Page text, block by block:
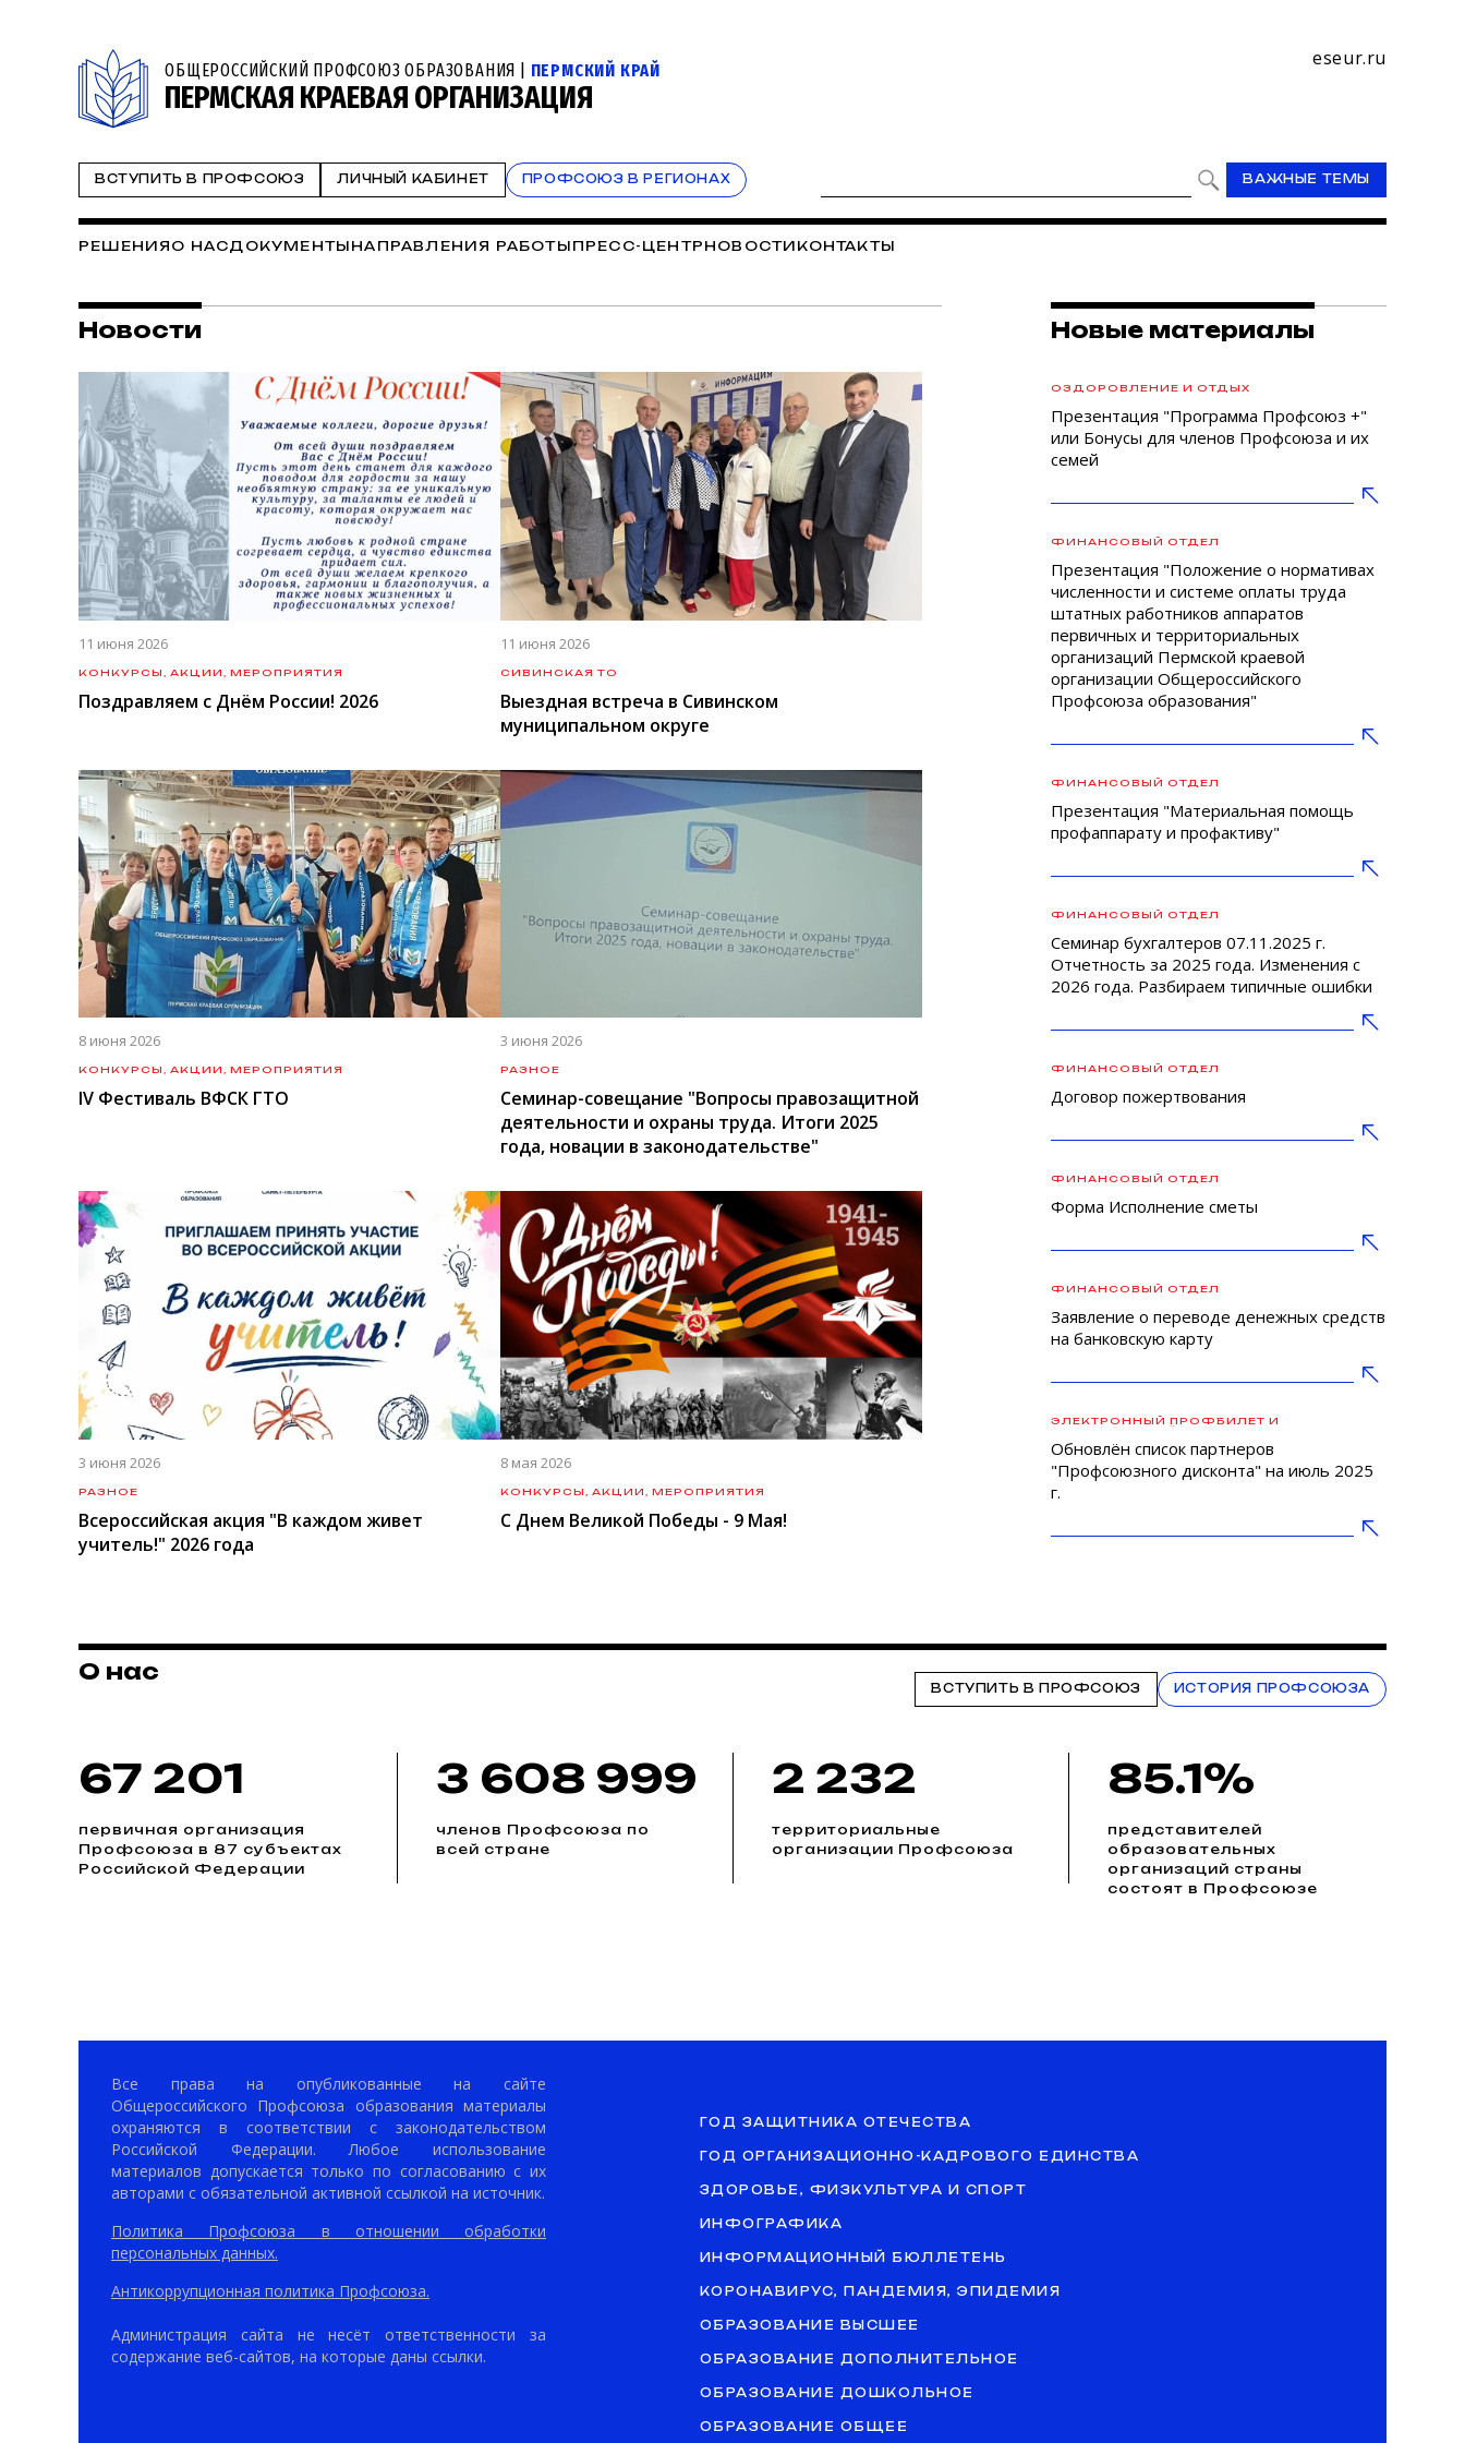
ОБЩЕРОССИЙСКИЙ ПРОФСОЮЗ ОБРАЗОВАНИЯ | ПЕРМСКИЙ КРАЙ
ПЕРМСКАЯ КРАЕВАЯ ОРГАНИЗАЦИЯ
eseur.ru
ВСТУПИТЬ В ПРОФСОЮЗ ЛИЧНЫЙ КАБИНЕТ ПРОФСОЮЗ В РЕГИОНАХ ВАЖНЫЕ ТЕМЫ
РЕШЕНИЯ О НАСДОКУМЕНТЫ НАПРАВЛЕНИЯ РАБОТЫ ПРЕСС-ЦЕНТР НОВОСТИ КОНТАКТЫ
Новости
11 июня 2026
КОНКУРСЫ, АКЦИИ, МЕРОПРИЯТИЯ
Поздравляем с Днём России! 2026
11 июня 2026
СИВИНСКАЯ ТО
Выездная встреча в Сивинском
муниципальном округе
8 июня 2026
КОНКУРСЫ, АКЦИИ, МЕРОПРИЯТИЯ
IV Фестиваль ВФСК ГТО
3 июня 2026
РАЗНОЕ
Семинар-совещание "Вопросы правозащитной
деятельности и охраны труда. Итоги 2025
года, новации в законодательстве"
3 июня 2026
РАЗНОЕ
Всероссийская акция "В каждом живет
учитель!" 2026 года
8 мая 2026
КОНКУРСЫ, АКЦИИ, МЕРОПРИЯТИЯ
С Днем Великой Победы - 9 Мая!
Новые материалы
ОЗДОРОВЛЕНИЕ И ОТДЫХ
Презентация "Программа Профсоюз +"
или Бонусы для членов Профсоюза и их
семей
ФИНАНСОВЫЙ ОТДЕЛ
Презентация "Положение о нормативах
численности и системе оплаты труда
штатных работников аппаратов
первичных и территориальных
организаций Пермской краевой
организации Общероссийского
Профсоюза образования"
ФИНАНСОВЫЙ ОТДЕЛ
Презентация "Материальная помощь
профаппарату и профактиву"
ФИНАНСОВЫЙ ОТДЕЛ
Семинар бухгалтеров 07.11.2025 г.
Отчетность за 2025 года. Изменения с
2026 года. Разбираем типичные ошибки
ФИНАНСОВЫЙ ОТДЕЛ
Договор пожертвования
ФИНАНСОВЫЙ ОТДЕЛ
Форма Исполнение сметы
ФИНАНСОВЫЙ ОТДЕЛ
Заявление о переводе денежных средств
на банковскую карту
ЭЛЕКТРОННЫЙ ПРОФБИЛЕТ И
Обновлён список партнеров
"Профсоюзного дисконта" на июль 2025
г.
О нас
67 201
первичная организация
Профсоюза в 87 субъектах
Российской Федерации
3 608 999
членов Профсоюза по
всей стране
2 232
территориальные
организации Профсоюза
85.1%
представителей
образовательных
организаций страны
состоят в Профсоюзе
ВСТУПИТЬ В ПРОФСОЮЗ ИСТОРИЯ ПРОФСОЮЗА
Все права на опубликованные на сайте
Общероссийского Профсоюза образования материалы
охраняются в соответствии с законодательством
Российской Федерации. Любое использование
материалов допускается только по согласованию с их
авторами с обязательной активной ссылкой на источник.
Политика Профсоюза в отношении обработки
персональных данных.
Антикоррупционная политика Профсоюза.
Администрация сайта не несёт ответственности за
содержание веб-сайтов, на которые даны ссылки.
ГОД ЗАЩИТНИКА ОТЕЧЕСТВА
ГОД ОРГАНИЗАЦИОННО-КАДРОВОГО ЕДИНСТВА
ЗДОРОВЬЕ, ФИЗКУЛЬТУРА И СПОРТ
ИНФОГРАФИКА
ИНФОРМАЦИОННЫЙ БЮЛЛЕТЕНЬ
КОРОНАВИРУС, ПАНДЕМИЯ, ЭПИДЕМИЯ
ОБРАЗОВАНИЕ ВЫСШЕЕ
ОБРАЗОВАНИЕ ДОПОЛНИТЕЛЬНОЕ
ОБРАЗОВАНИЕ ДОШКОЛЬНОЕ
ОБРАЗОВАНИЕ ОБЩЕЕ